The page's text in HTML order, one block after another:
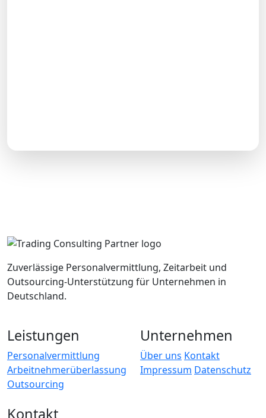
Zuverlässige Personalvermittlung, Zeitarbeit und
Outsourcing-Unterstützung für Unternehmen in
Deutschland.
Leistungen
Personalvermittlung
Arbeitnehmerüberlassung
Outsourcing
Unternehmen
Über uns Kontakt
Impressum Datenschutz
Kontakt